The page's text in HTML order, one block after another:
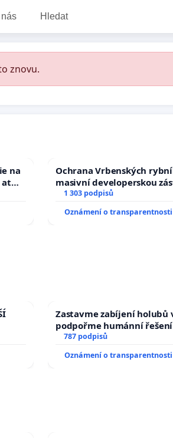
Hledat
znovu.
na
at
Ochrana Vrbenských
masivní developerskou
1 303 podpisů
Oznámení o transparentnosti
Zastavme zabíjení holubů
podpořme humánní řešení
787 podpisů
Oznámení o transparentnosti